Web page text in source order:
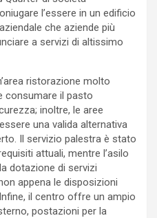
l’essere in un edificio
che aziende più
a servizi di altissimo
ristorazione molto
consumare il pasto
inoltre, le aree
una valida alternativa
Il servizio palestra è stato
attuali, mentre l’asilo
dotazione di servizi
appena le disposizioni
il centro offre un ampio
postazioni per la